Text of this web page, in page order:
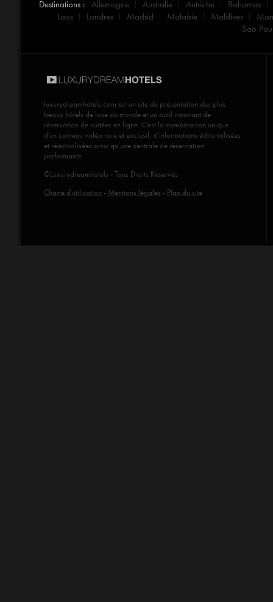
Destinations : Allemagne Australie Autriche
Bahamas
Laos
Londres Madrid Malaisie Maldives
Sao
luxurydreamhotels.com est un site de présentation des plus
beaux hôtels de luxe du monde et un outil innovant de
réservation de nuitées en ligne. C'est la combinaison unique
d'un contenu vidéo rare et exclusif, d'informations éditorialisées
et réactualisées ainsi qu’une centrale de réservation
performante.
©Luxurydreamhotels - Tous Droits Réservés
Charte d'utilisation - Mentions légales - Plan du site